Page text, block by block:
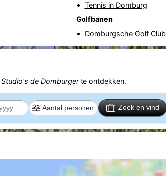
Tennis in Domburg
Golfbanen
Domburgsche Golf Club
Studio's de Domburgerte ontdekken.
Zoek en vind